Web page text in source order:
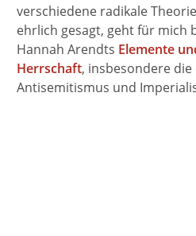
verschiedene radikale
ehrlich gesagt, geht für mich
Hannah Arendts Elemente
Herrschaft, insbesondere
Antisemitismus und